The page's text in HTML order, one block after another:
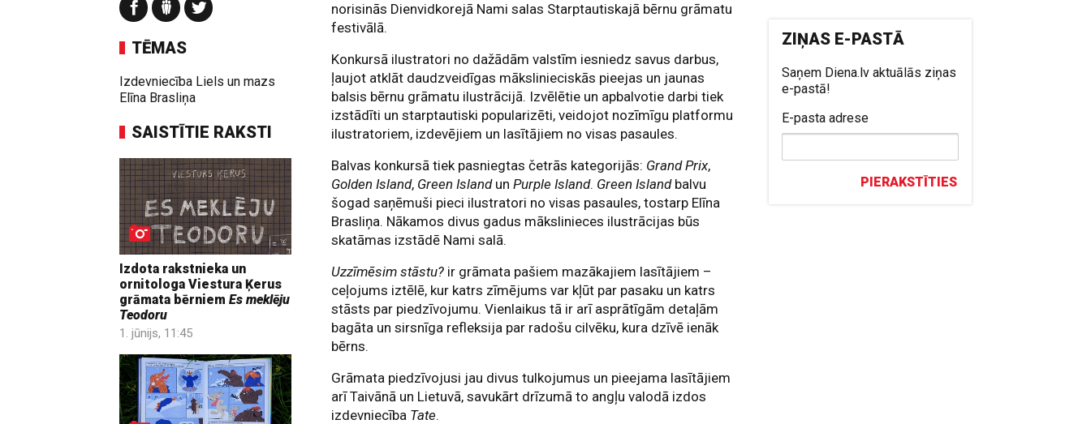
TĒMAS
Izdevniecība Liels un mazs
Elīna Brasliņa
SAISTĪTIE RAKSTI
Izdota rakstnieka un
ornitologa Viestura Ķerus
grāmata bērniem Es meklēju
Teodoru
1. jūnijs, 11:45
norisinās Dienvidkorejā Nami salas Starptautiskajā bērnu grāmatu
festivālā.
Konkursā ilustratori no dažādām valstīm iesniedz savus darbus,
ļaujot atklāt daudzveidīgas mākslinieciskās pieejas un jaunas
balsis bērnu grāmatu ilustrācijā. Izvēlētie un apbalvotie darbi tiek
izstādīti un starptautiski popularizēti, veidojot nozīmīgu platformu
ilustratoriem, izdevējiem un lasītājiem no visas pasaules.
Balvas konkursā tiek pasniegtas četrās kategorijās: Grand Prix,
Golden Island, Green IslandunPurple Island. Green Islandbalvu
šogad saņēmuši pieci ilustratori no visas pasaules, tostarp Elīna
Brasliņa. Nākamos divus gadus mākslinieces ilustrācijas būs
skatāmas izstādē Nami salā.
Uzzīmēsim stāstu? ir grāmata pašiem mazākajiem lasītājiem –
ceļojums iztēlē, kur katrs zīmējums var kļūt par pasaku un katrs
stāsts par piedzīvojumu. Vienlaikus tā ir arī asprātīgām detaļām
bagāta un sirsnīga refleksija par radošu cilvēku, kura dzīvē ienāk
bērns.
Grāmata piedzīvojusi jau divus tulkojumus un pieejama lasītājiem
arī Taivānā un Lietuvā, savukārt drīzumā to angļu valodā izdos
izdevniecība Tate.
ZIŅAS E-PASTĀ
Saņem Diena.lv aktuālās ziņas
e-pastā!
E-pasta adrese
PIERAKSTĪTIES